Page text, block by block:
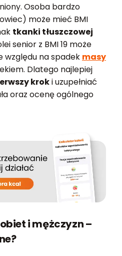
Osoba bardzo
może mieć BMI
tkanki tłuszczowej
senior z BMI 19 może
względu na spadek masy
Dlatego najlepiej
kroki uzupełniać
oraz ocenę ogólnego
i mężczyzn –